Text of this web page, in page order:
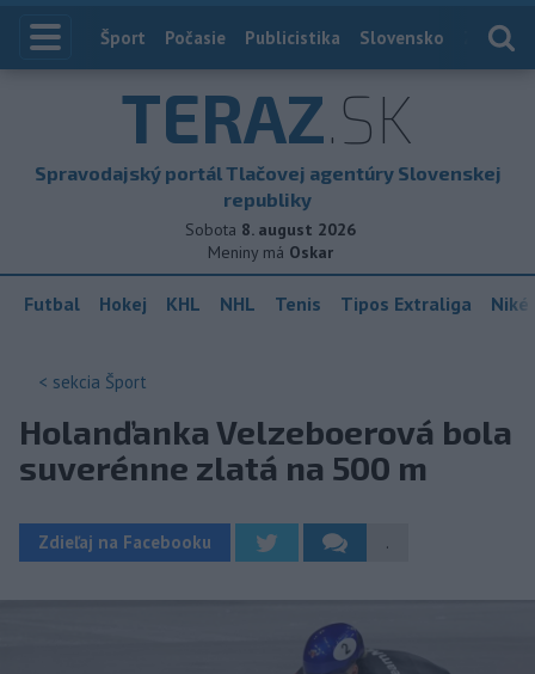
Index
Šport Počasie Publicistika Slovensko
TERAZ.SK
Spravodajský portál Tlačovej agentúry Slovenskej
republiky
Sobota 8. august 2026
Meniny má Oskar
Futbal Hokej KHL NHL Tenis Tipos Extraliga
< sekcia Šport
Holanďanka Velzeboerová bola
suverénne zlatá na 500 m
Zdieľaj na Facebooku .